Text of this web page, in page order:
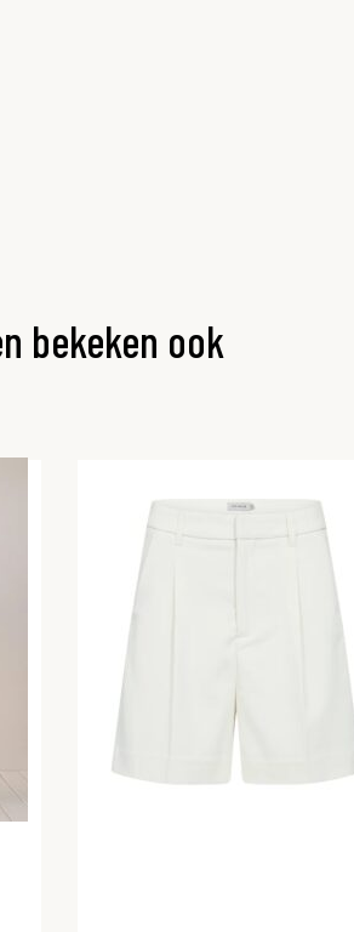
bekeken ook